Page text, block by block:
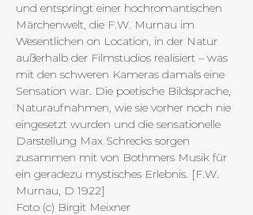
und entspringt einer hochromantischen
Märchenwelt, die F.W. Murnau im
Wesentlichen on Location, in der Natur
außerhalb der Filmstudios realisiert – was
mit den schweren Kameras damals eine
Sensation war. Die poetische Bildsprache,
Naturaufnahmen, wie sie vorher noch nie
eingesetzt wurden und die sensationelle
Darstellung Max Schrecks sorgen
zusammen mit von Bothmers Musik für
ein geradezu mystisches Erlebnis. [F.W.
Murnau, D 1922]
Foto (c) Birgit Meixner